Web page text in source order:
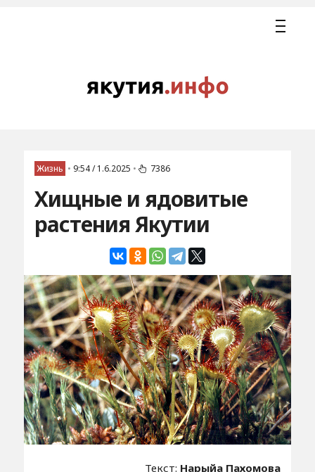
Жизнь • 9:54 / 1.6.2025 • 7386
Хищные и ядовитые
растения Якутии
Текст: Нарыйа Пахомова